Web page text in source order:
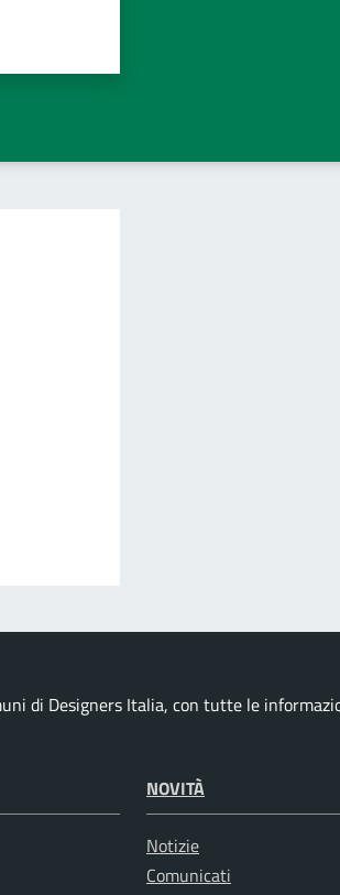
di Designers Italia, con tutte le
NOVITÀ
Notizie
Comunicati